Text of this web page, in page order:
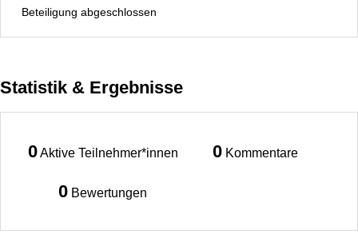
Beteiligung abgeschlossen
Statistik & Ergebnisse
0 Aktive Teilnehmer*innen 0 Kommentare
0 Bewertungen